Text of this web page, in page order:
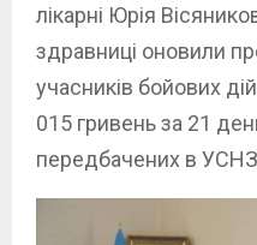
лікарні Юрія
здравниці оновили
учасників бойових
015 гривень за 21
передбачених в